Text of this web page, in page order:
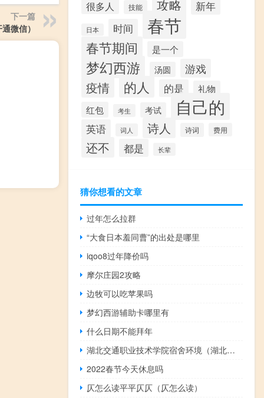
下一篇
微信）
很多人 技能 攻略 新年
日本 时间 春节
春节期间 是一个
梦幻西游 汤圆 游戏
疫情 的人 的是
礼物
红包
考生 考试 自己的
英语 词人 诗人 诗词 费用
还不 都是 长辈
猜你想看的文章
过年怎么拉群
“大食日本羞同曹”的出处是哪里
iqoo8过年降价吗
摩尔庄园2攻略
边牧可以吃苹果吗
梦幻西游辅助卡哪里有
什么日期不能拜年
湖北交通职业技术学院宿舍环境（湖北交通职业技术学院宿舍）
2022春节今天休息吗
仄怎么读平平仄仄（仄怎么读）